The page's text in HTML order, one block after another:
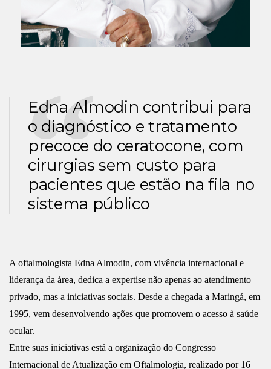
Edna Almodin contribui para
o diagnóstico e tratamento
precoce do ceratocone, com
cirurgias sem custo para
pacientes que estão na fila no
sistema público
A oftalmologista Edna Almodin, com vivência internacional e
liderança da área, dedica a expertise não apenas ao atendimento
privado, mas a iniciativas sociais. Desde a chegada a Maringá, em
1995, vem desenvolvendo ações que promovem o acesso à saúde
ocular.
Entre suas iniciativas está a organização do Congresso
Internacional de Atualização em Oftalmologia, realizado por 16